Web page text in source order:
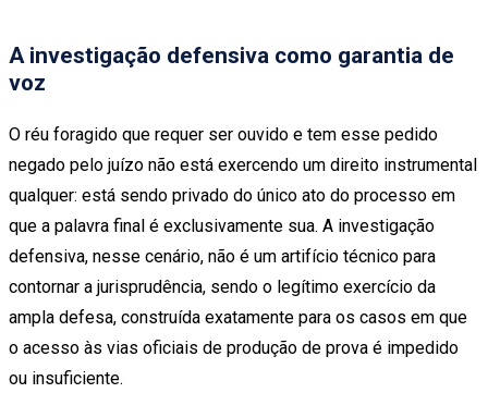
A investigação defensiva como garantia de
voz
O réu foragido que requer ser ouvido e tem esse pedido
negado pelo juízo não está exercendo um direito instrumental
qualquer: está sendo privado do único ato do processo em
que a palavra final é exclusivamente sua. A investigação
defensiva, nesse cenário, não é um artifício técnico para
contornar a jurisprudência, sendo o legítimo exercício da
ampla defesa, construída exatamente para os casos em que
o acesso às vias oficiais de produção de prova é impedido
ou insuficiente.